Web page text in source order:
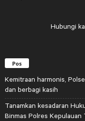
Hubungi
Pos
Kemitraan harmonis,
dan berbagi kasih
Tanamkan kesadaran
Binmas Polres Kepulauan